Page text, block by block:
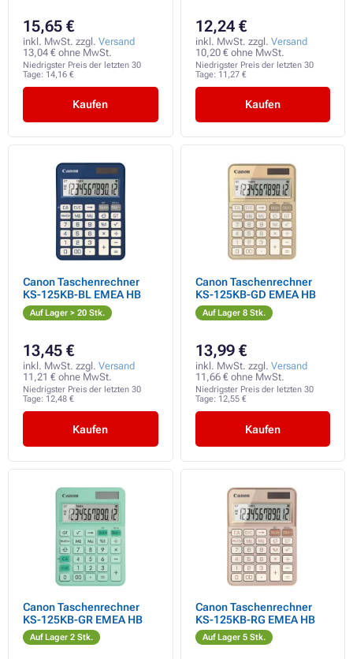
15,65 €
inkl. MwSt. zzgl. Versand
13,04 € ohne MwSt.
Niedrigster Preis der letzten 30
Tage: 14,16 €
Kaufen
12,24 €
inkl. MwSt. zzgl. Versand
10,20 € ohne MwSt.
Niedrigster Preis der letzten 30
Tage: 11,27 €
Kaufen
Canon Taschenrechner
KS-125KB-BL EMEA HB
Auf Lager > 20 Stk.
13,45 €
inkl. MwSt. zzgl. Versand
11,21 € ohne MwSt.
Niedrigster Preis der letzten 30
Tage: 12,48 €
Kaufen
Canon Taschenrechner
KS-125KB-GD EMEA HB
Auf Lager 8 Stk.
13,99 €
inkl. MwSt. zzgl. Versand
11,66 € ohne MwSt.
Niedrigster Preis der letzten 30
Tage: 12,55 €
Kaufen
Canon Taschenrechner
KS-125KB-GR EMEA HB
Auf Lager 2 Stk.
Canon Taschenrechner
KS-125KB-RG EMEA HB
Auf Lager 5 Stk.